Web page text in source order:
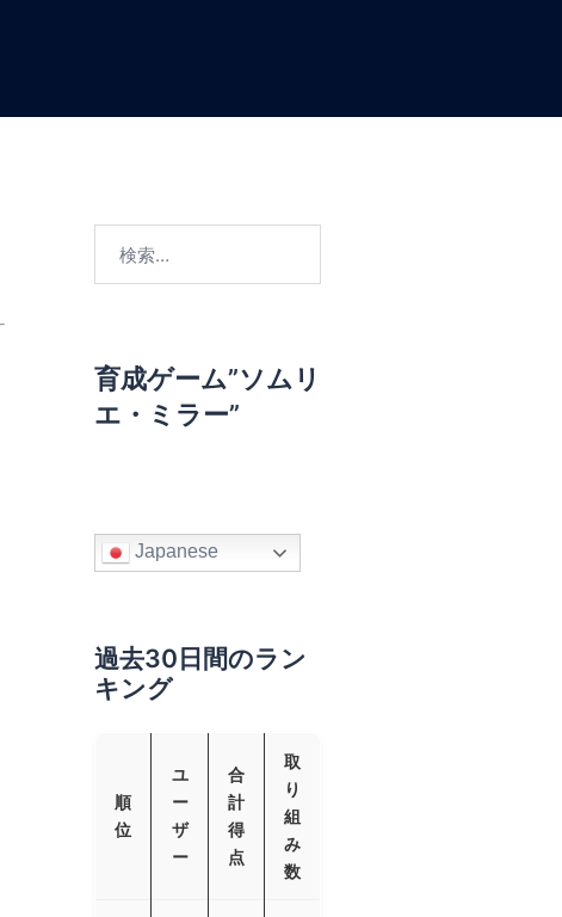
育成ゲーム”ソムリ
エ・ミラー”
Japanese
過去30日間のラン
キング
順
位
ユ
ー
ザ
ー
合
計
得
点
取
り
組
み
数